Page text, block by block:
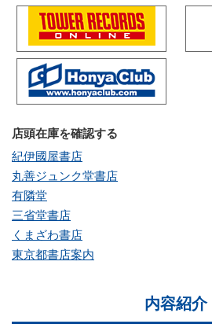
店頭在庫を確認する
紀伊國屋書店
丸善ジュンク堂書店
有隣堂
三省堂書店
くまざわ書店
東京都書店案内
内容紹介